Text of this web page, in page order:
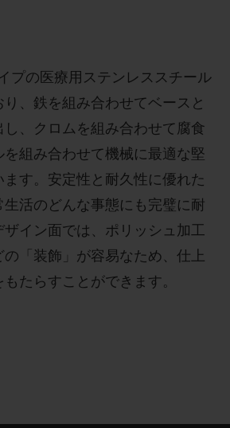
プの医療用ステンレススチール
、鉄を組み合わせてベースと
、クロムを組み合わせて腐食
組み合わせて機械に最適な堅
す。安定性と耐久性に優れた
生活のどんな事態にも完璧に耐
ザイン面では、ポリッシュ加工
「装飾」が容易なため、仕上
たらすことができます。